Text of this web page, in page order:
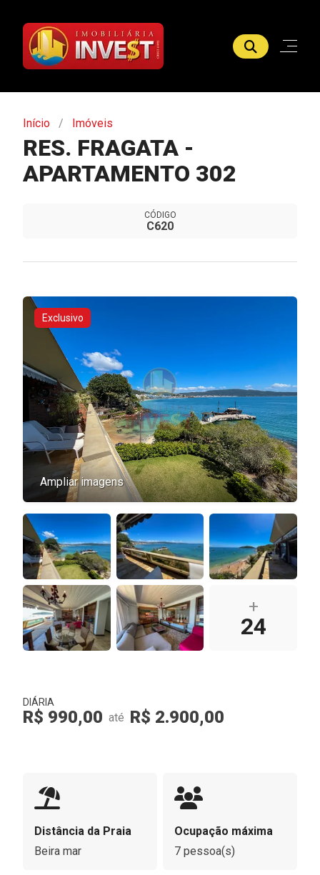
Início Imóveis
RES. FRAGATA -
APARTAMENTO 302
CÓDIGO
C620
Ampliar imagens
Exclusivo
+
24
DIÁRIA
R$ 990,00 até R$ 2.900,00
Distância da Praia
Beira mar
Ocupação máxima
7 pessoa(s)